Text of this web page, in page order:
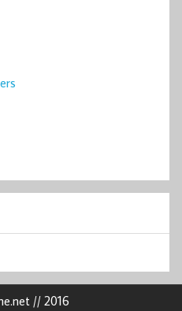
// 2016